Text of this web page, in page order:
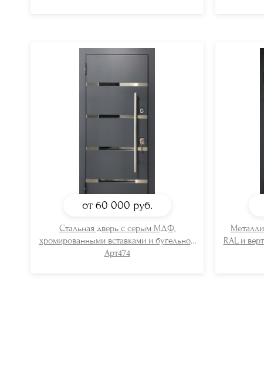
от 60 000 руб.
Стальная дверь с серым МДФ,
хромированными вставками и бугельной
ручкой
Арт474
RAL и